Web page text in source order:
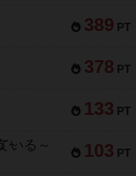
389 PT
378 PT
133 PT
103 PT
いる～